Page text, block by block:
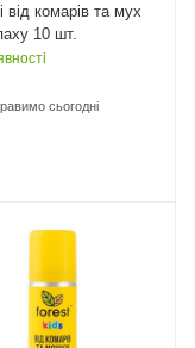
від комарів та мух
10 шт.
сьогодні